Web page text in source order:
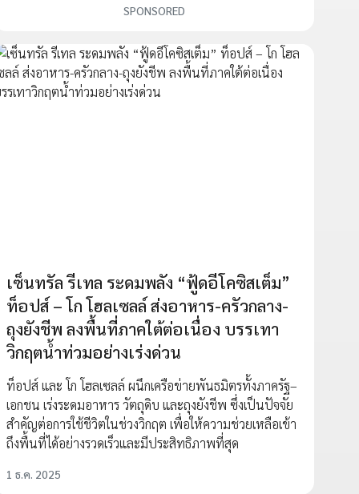
SPONSORED
เซ็นทรัล รีเทล ระดมพลัง “ฟู้ดอีโคซิสเต็ม”
ท็อปส์ – โก โฮลเซลล์ ส่งอาหาร-ครัวกลาง-
ถุงยังชีพ ลงพื้นที่ภาคใต้ต่อเนื่อง บรรเทา
วิกฤตน้ำท่วมอย่างเร่งด่วน
ท็อปส์ และ โก โฮลเซลล์ ผนึกเครือข่ายพันธมิตรทั้งภาครัฐ–
เอกชน เร่งระดมอาหาร วัตถุดิบ และถุงยังชีพ ซึ่งเป็นปัจจัย
สำคัญต่อการใช้ชีวิตในช่วงวิกฤต เพื่อให้ความช่วยเหลือเข้า
ถึงพื้นที่ได้อย่างรวดเร็วและมีประสิทธิภาพที่สุด
1 ธ.ค. 2025